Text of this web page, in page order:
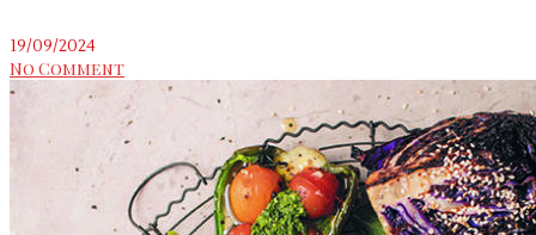
19/09/2024
No Comment